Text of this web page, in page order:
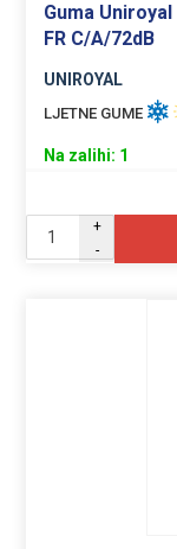
Guma
FR C/A/72dB
UNIROYAL
LJETNE GUME
Na zalihi: 1
+
-